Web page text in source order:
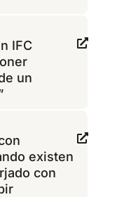
IFC
un
existen
con